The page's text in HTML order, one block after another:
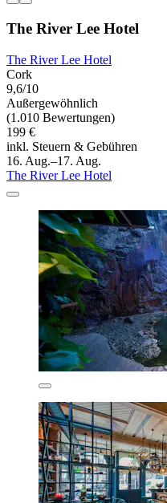
The River Lee Hotel
The River Lee Hotel
Cork
9,6/10
Außergewöhnlich
(1.010 Bewertungen)
199 €
inkl. Steuern & Gebühren
16. Aug.–17. Aug.
The River Lee Hotel